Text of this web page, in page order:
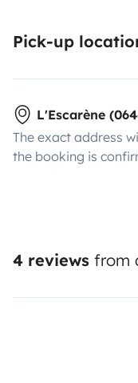
Pick-up
L'Escarène
The exact address
the booking is
4 reviews from